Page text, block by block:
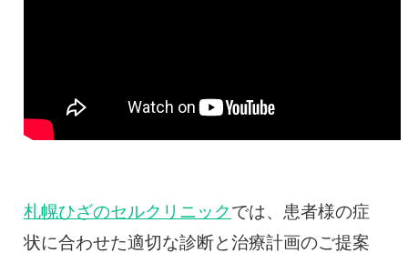
札幌ひざのセルクリニックでは、患者様の症
状に合わせた適切な診断と治療計画のご提案